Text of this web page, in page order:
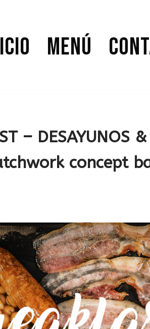
Menú
– DESAYUNOS
concept